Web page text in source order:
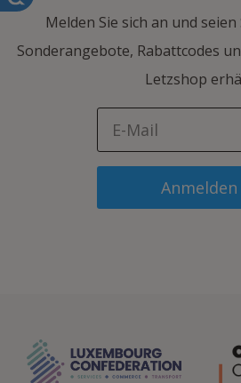
Melden Sie sich an und
Sonderangebote, Rabattcodes
Letzshop